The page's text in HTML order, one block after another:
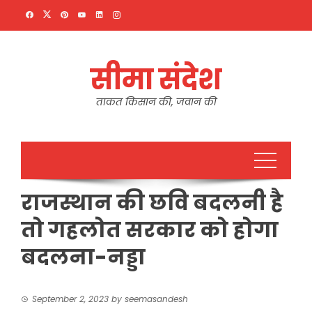
सीमा संदेश
ताकत किसान की, जवान की
राजस्थान की छवि बदलनी है
तो गहलोत सरकार को होगा
बदलना-नड्डा
September 2, 2023 by seemasandesh